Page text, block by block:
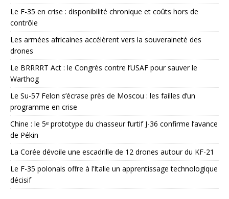
Le F-35 en crise : disponibilité chronique et coûts hors de
contrôle
Les armées africaines accélèrent vers la souveraineté des
drones
Le BRRRRT Act : le Congrès contre l’USAF pour sauver le
Warthog
Le Su-57 Felon s’écrase près de Moscou : les failles d’un
programme en crise
Chine : le 5ᵉ prototype du chasseur furtif J-36 confirme l’avance
de Pékin
La Corée dévoile une escadrille de 12 drones autour du KF-21
Le F-35 polonais offre à l’Italie un apprentissage technologique
décisif